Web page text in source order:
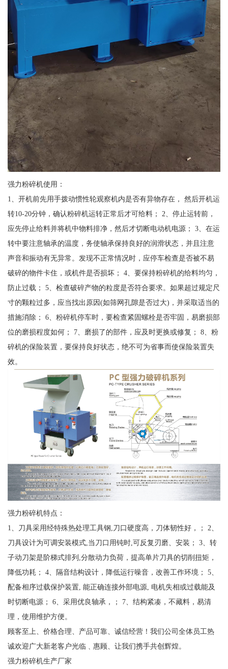
强力粉碎机使用：
1、开机前先用手拨动惯性轮观察机内是否有异物存在， 然后开机运
转10-20分钟，确认粉碎机运转正常后才可给料； 2、停止运转前，
应先停止给料并将机中物料排净，然后才切断电动机电源； 3、在运
转中要注意轴承的温度，务使轴承保持良好的润滑状态，并且注意
声音和振动有无异常。发现不正常情况时，应停车检查是否被不易
破碎的物件卡住，或机件是否损坏； 4、要保持粉碎机的给料均匀，
防止过载； 5、检查破碎产物的粒度是否符合要求。如果超过规定尺
寸的颗粒过多，应当找出原因(如筛网孔隙是否过大)，并采取适当的
措施消除； 6、粉碎机停车时，要检查紧固螺栓是否牢固，易磨损部
位的磨损程度如何； 7、磨损了的部件，应及时更换或修复； 8、粉
碎机的保险装置，要保持良好状态，绝不可为省事而使保险装置失
效。
强力粉碎机特点：
1、刀具采用经特殊热处理工具钢,刀口硬度高，刀体韧性好，； 2、
刀具设计为可调安装模式,当刀口用钝时,可反复刃磨、安装； 3、转
子动刀架是阶梯式排列,分散动力负荷，提高单片刀具的切削扭矩，
降低功耗； 4、隔音结构设计，降低运行噪音，改善工作环境； 5、
配备相序过载保护装置, 能正确连接外部电源, 电机失相或过载能及
时切断电源； 6、采用优良轴承，； 7、结构紧凑，不藏料，易清
理，使用维护方便。
顾客至上、价格合理、产品可靠、诚信经营！我们公司全体员工热
诚欢迎广大新老客户光临﹑惠顾、让我们携手共创辉煌。
强力粉碎机生产厂家